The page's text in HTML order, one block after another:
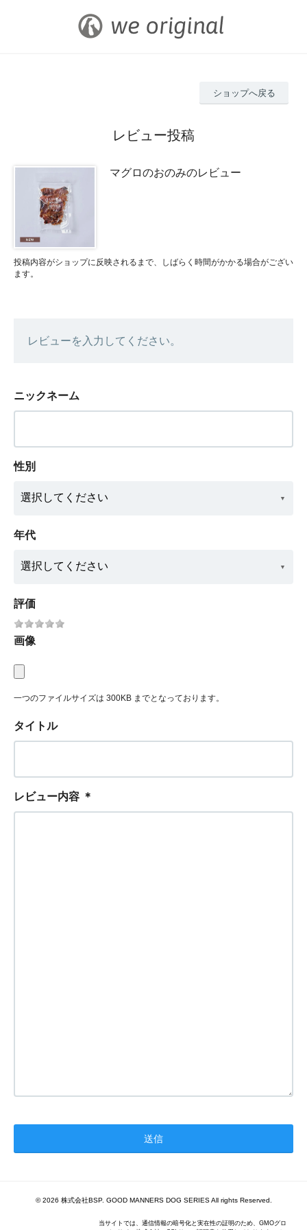
ショップへ戻る
レビュー投稿
マグロのおのみのレビュー
投稿内容がショップに反映されるまで、しばらく時間がかかる場合がござい
ます。
レビューを入力してください。
ニックネーム
性別
年代
評価
画像
一つのファイルサイズは 300KB までとなっております。
タイトル
レビュー内容 ＊
© 2026 株式会社BSP. GOOD MANNERS DOG SERIES All rights Reserved.
当サイトでは、通信情報の暗号化と実在性の証明のため、GMOグロ